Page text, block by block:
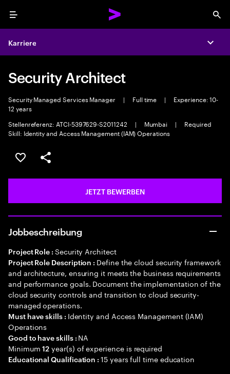
Menu
Karriere
Security Architect
Security Managed Services Manager | Full time |
Experience: 10-
12 years
Stellenreferenz: ATCI-5397629-S2011242
| Mumbai |
Required
Skill: Identity and Access Management (IAM) Operations
JOB SPEICHERN
Teilen
JETZT BEWERBEN
Jobbeschreibung
Project Role : Security Architect
Project Role Description : Define the cloud security framework
and architecture, ensuring it meets the business requirements
and performance goals. Document the implementation of the
cloud security controls and transition to cloud security-
managed operations.
Must have skills : Identity and Access Management (IAM)
Operations
Good to have skills : NA
Minimum12 year(s) of experience is required
Educational Qualification :15 years full time education